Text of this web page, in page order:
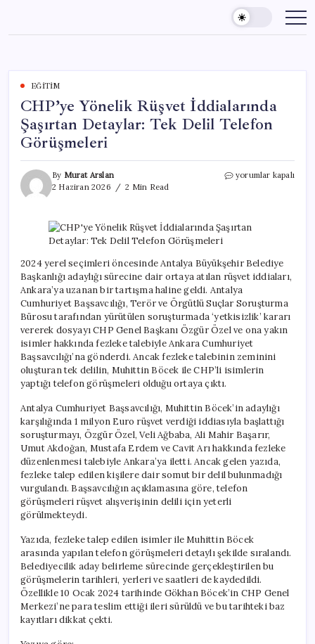
content
EĞITIM
CHP’ye Yönelik Rüşvet İddialarında
Şaşırtan Detaylar: Tek Delil Telefon
Görüşmeleri
By Murat Arslan
2 Haziran 2026
2 Min Read
CHP’ye
Şaşırtan
Detaylar:
Delil
Telefon
Görüşmeleri
için
yorumlar kapalı
2024 yerel seçimleri öncesinde Antalya Büyükşehir Belediye
Başkanlığı adaylığı sürecine dair ortaya atılan rüşvet iddiaları,
Ankara’ya uzanan bir tartışma haline geldi. Antalya
Cumhuriyet Başsavcılığı, Terör ve Örgütlü Suçlar Soruşturma
Bürosu tarafından yürütülen soruşturmada ‘yetkisizlik’ kararı
vererek dosyayı CHP Genel Başkanı Özgür Özel ve ona yakın
isimler hakkında fezleke talebiyle Ankara Cumhuriyet
Başsavcılığı’na gönderdi. Ancak fezleke talebinin zeminini
oluşturan tek delilin, Muhittin Böcek ile CHP’li isimlerin
yaptığı telefon görüşmeleri olduğu ortaya çıktı.
Antalya Cumhuriyet Başsavcılığı, Muhittin Böcek’in adaylığı
karşılığında 1 milyon Euro rüşvet verdiği iddiasıyla başlattığı
soruşturmayı, Özgür Özel, Veli Ağbaba, Ali Mahir Başarır,
Umut Akdoğan, Mustafa Erdem ve Cavit Arı hakkında fezleke
düzenlenmesi talebiyle Ankara’ya iletti. Ancak gelen yazıda,
fezleke talep edilen kişilere dair somut bir delil bulunmadığı
vurgulandı. Başsavcılığın açıklamasına göre, telefon
görüşmeleri rüşvet alışverişinin delili için yeterli
görülmekteydi.
Yazıda, fezleke talep edilen isimler ile Muhittin Böcek
arasında yapılan telefon görüşmeleri detaylı şekilde sıralandı.
Belediyecilik aday belirleme sürecinde gerçekleştirilen bu
görüşmelerin tarihleri, yerleri ve saatleri de kaydedildi.
Özellikle 10 Ocak 2024 tarihinde Gökhan Böcek’in CHP Genel
Merkezi’ne para teslim ettiği ileri sürüldü ve bu tarihteki baz
kayıtları dikkat çekti.